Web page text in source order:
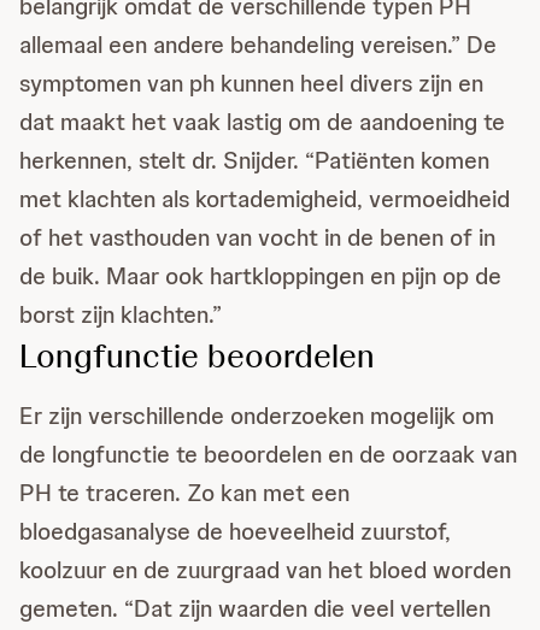
allemaal een andere behandeling vereisen.” De
symptomen van ph kunnen heel divers zijn en
dat maakt het vaak lastig om de aandoening te
herkennen, stelt dr. Snijder. “Patiënten komen
met klachten als kortademigheid, vermoeidheid
of het vasthouden van vocht in de benen of in
de buik. Maar ook hartkloppingen en pijn op de
borst zijn klachten.”
Longfunctie beoordelen
Er zijn verschillende onderzoeken mogelijk om
de longfunctie te beoordelen en de oorzaak van
PH te traceren. Zo kan met een
bloedgasanalyse de hoeveelheid zuurstof,
koolzuur en de zuurgraad van het bloed worden
gemeten. “Dat zijn waarden die veel vertellen